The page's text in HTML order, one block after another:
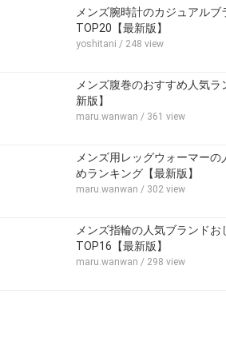
メンズ腕時計のカジュアル
TOP20【最新版】
yoshitani / 248 view
メンズ腹巻のおすすめ人気
新版】
maru.wanwan / 361 view
メンズ用レッグウォーマー
めランキング【最新版】
maru.wanwan / 302 view
メンズ指輪の人気ブランド
TOP16【最新版】
maru.wanwan / 298 view